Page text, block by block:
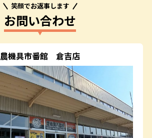
笑顔でお返事します
お問い合わせ
農機具市番館 倉吉店